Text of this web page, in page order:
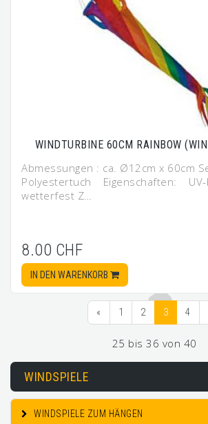
WINDTURBINE 60CM RAINBOW
Abmessungen : ca. Ø12cm x 60cm
Polyestertuch Eigenschaften:
wetterfest Z…
8.00 CHF
IN DEN WARENKORB
« 1 2 3 4
25 bis 36 von 40
WINDSPIELE
WINDSPIELE ZUM HÄNGEN